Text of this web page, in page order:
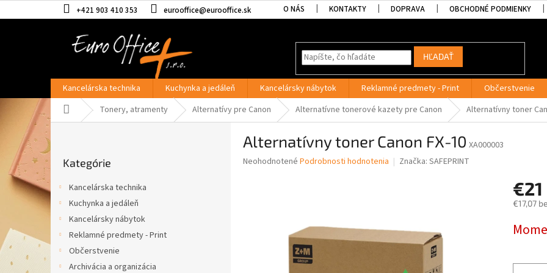
na
+421 903 410 353 eurooffice@eurooffice.sk O NÁS KONTAKTY DOPRAVA OBCHODNÉ PODMIENKY
HĽADAŤ
Kancelárska technika Kuchynka a jedáleň Kancelársky nábytok Reklamné predmety - Print
Občerstvenie
Domov Tonery, atramenty Alternatívy pre Canon Alternatívne tonerové kazety pre Canon Alternatívny toner
o
č
p
a
l
kategórie
Kategórie
Kancelárska technika
Kuchynka a jedáleň
Kancelársky nábytok
Reklamné predmety - Print
Občerstvenie
Archivácia a organizácia
Alternatívny toner Canon FX-10 XA000003
Priemerné
Neohodnotené Podrobnosti hodnotenia Značka: SAFEPRINT
€21
€17,07
cena: